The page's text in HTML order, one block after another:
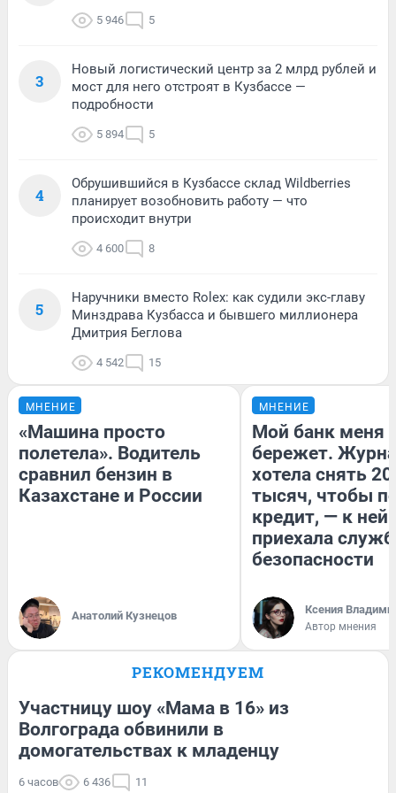
5 946 5
3
Новый логистический центр за 2 млрд рублей и
мост для него отстроят в Кузбассе —
подробности
5 894 5
4
Обрушившийся в Кузбассе склад Wildberries
планирует возобновить работу — что
происходит внутри
4 600 8
5
Наручники вместо Rolex: как судили экс-главу
Минздрава Кузбасса и бывшего миллионера
Дмитрия Беглова
4 542 15
МНЕНИЕ
«Машина просто
полетела». Водитель
сравнил бензин в
Казахстане и России
Анатолий Кузнецов
МНЕНИЕ
Мой банк меня
бережет.
хотела снять
тысяч, чтобы
кредит, — к
приехала
безопасности
Ксения
Автор мнения
РЕКОМЕНДУЕМ
Участницу шоу «Мама в 16» из
Волгограда обвинили в
домогательствах к младенцу
6 часов 6 436 11